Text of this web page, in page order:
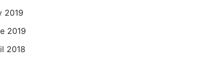
2019
2019
2018